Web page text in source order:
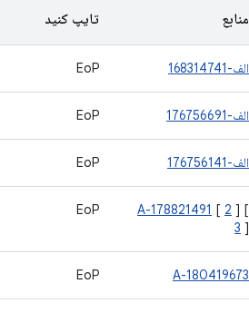
منابع تایپ کنید
الف-168314741 EoP
الف-176756691 EoP
الف-176756141 EoP
A-178821491 [ 2 ] [
3 ]
EoP
A-180419673
EoP